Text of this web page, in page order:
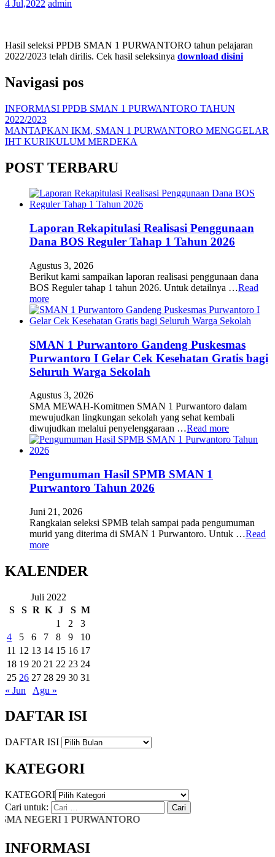
4 Jul,2022 admin
Hasil seleksi PPDB SMAN 1 PURWANTORO tahun pelajaran
2022/2023 telah dirilis. Cek hasil seleksinya download disini
Navigasi pos
INFORMASI PPDB SMAN 1 PURWANTORO TAHUN
2022/2023
MANTAPKAN IKM, SMAN 1 PURWANTORO MENGGELAR
IHT KURIKULUM MERDEKA
POST TERBARU
Laporan Rekapitulasi Realisasi Penggunaan
Dana BOS Reguler Tahap 1 Tahun 2026
Agustus 3, 2026
Berikut kami sampaikan laporan realisasi penggunaan dana
BOS Reguler tahap 1 tahun 2026. Untuk detailnya …Read
more
SMAN 1 Purwantoro Gandeng Puskesmas
Purwantoro I Gelar Cek Kesehatan Gratis bagi
Seluruh Warga Sekolah
Agustus 3, 2026
SMA MEWAH-Komitmen SMAN 1 Purwantoro dalam
mewujudkan lingkungan sekolah yang sehat kembali
diwujudkan melalui penyelenggaraan …Read more
Pengumuman Hasil SPMB SMAN 1
Purwantoro Tahun 2026
Juni 21, 2026
Rangkaian seleksi SPMB telah sampai pada pengumuman
murid yang diterima di SMAN 1 Purwantoro. Untuk …Read
more
KALENDER
Juli 2022
S
S R K J S M
1
2
3
4
5 6 7 8 9
10
11 12 13 14 15 16 17
18 19 20 21 22 23 24
25 26 27 28 29 30 31
« Jun
Agu »
DAFTAR ISI
DAFTAR ISI
KATEGORI
KATEGORI
Cari untuk:
NEGERI 1 PURWANTORO
INFORMASI